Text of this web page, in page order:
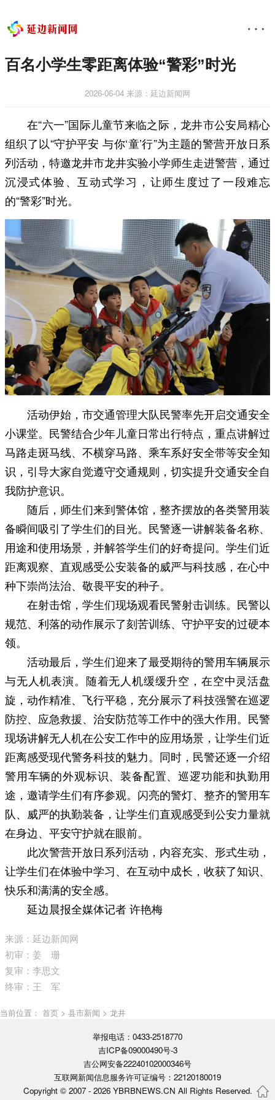
百名小学生零距离体验“警彩”时光
2026-06-04 来源：延边新闻网
在“六一”国际儿童节来临之际，龙井市公安局精心
组织了以“守护平安 与你‘童’行”为主题的警营开放日系
列活动，特邀龙井市龙井实验小学师生走进警营，通过
沉浸式体验、互动式学习，让师生度过了一段难忘
的“警彩”时光。
活动伊始，市交通管理大队民警率先开启交通安全
小课堂。民警结合少年儿童日常出行特点，重点讲解过
马路走斑马线、不横穿马路、乘车系好安全带等安全知
识，引导大家自觉遵守交通规则，切实提升交通安全自
我防护意识。
随后，师生们来到警体馆，整齐摆放的各类警用装
备瞬间吸引了学生们的目光。民警逐一讲解装备名称、
用途和使用场景，并解答学生们的好奇提问。学生们近
距离观察、直观感受公安装备的威严与科技感，在心中
种下崇尚法治、敬畏平安的种子。
在射击馆，学生们现场观看民警射击训练。民警以
规范、利落的动作展示了刻苦训练、守护平安的过硬本
领。
活动最后，学生们迎来了最受期待的警用车辆展示
与无人机表演。随着无人机缓缓升空，在空中灵活盘
旋，动作精准、飞行平稳，充分展示了科技强警在巡逻
防控、应急救援、治安防范等工作中的强大作用。民警
现场讲解无人机在公安工作中的应用场景，让学生们近
距离感受现代警务科技的魅力。同时，民警还逐一介绍
警用车辆的外观标识、装备配置、巡逻功能和执勤用
途，邀请学生们有序参观。闪亮的警灯、整齐的警用车
队、威严的执勤装备，让学生们直观感受到公安力量就
在身边、平安守护就在眼前。
此次警营开放日系列活动，内容充实、形式生动，
让学生们在体验中学习、在互动中成长，收获了知识、
快乐和满满的安全感。
延边晨报全媒体记者 许艳梅
来源：延边新闻网
初审：姜 珊
复审：李思文
终审：王 军
当前位置： 首页 > 县市新闻 > 龙井
举报电话：0433-2518770
吉ICP备09000490号-3
吉公网安备22240102000346号
互联网新闻信息服务许可证编号：22120180019
Copyright © 2007 - 2026 YBRBNEWS.CN All Rights Reserved.